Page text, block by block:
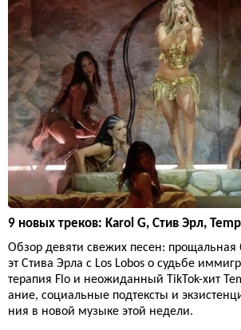
9 новых треков: Karol G, Стив Эрл,
Обзор девяти свежих песен: прощальная
эт Стива Эрла с Los Lobos о судьбе
терапия Flo и неожиданный TikTok-хит
ание, социальные подтексты и
ния в новой музыке этой недели.